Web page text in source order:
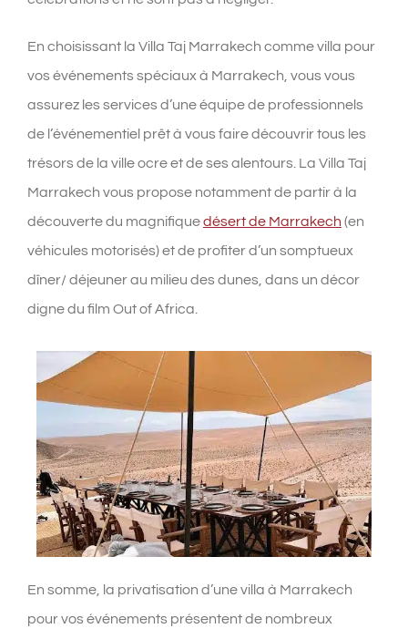
En choisissant la Villa Taj Marrakech comme villa pour
vos événements spéciaux à Marrakech, vous vous
assurez les services d’une équipe de professionnels
de l’événementiel prêt à vous faire découvrir tous les
trésors de la ville ocre et de ses alentours. La Villa Taj
Marrakech vous propose notamment de partir à la
découverte du magnifiquedésert de Marrakech (en
véhicules motorisés) et de profiter d’un somptueux
dîner/ déjeuner au milieu des dunes, dans un décor
digne du film Out of Africa.
En somme, la privatisation d’une villa à Marrakech
pour vos événements présentent de nombreux